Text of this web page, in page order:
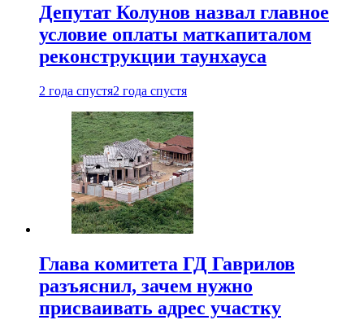
Депутат Колунов назвал главное
условие оплаты маткапиталом
реконструкции таунхауса
2 года спустя2 года спустя
Глава комитета ГД Гаврилов
разъяснил, зачем нужно
присваивать адрес участку